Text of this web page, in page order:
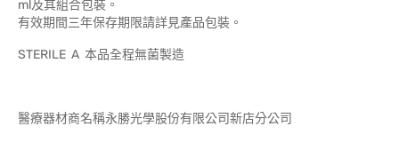
ml及其組合包裝。
有效期間三年保存期限請詳見產品包裝。
STERILE A 本品全程無菌製造
醫療器材商名稱永勝光學股份有限公司新店分公司